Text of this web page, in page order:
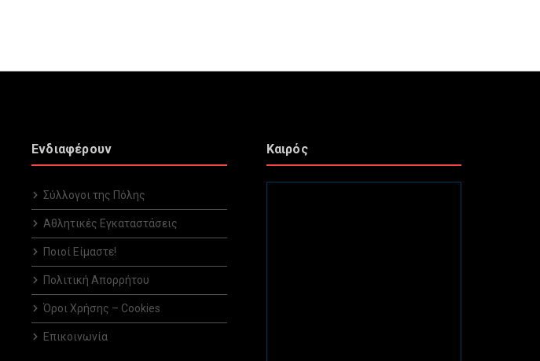
Ενδιαφέρουν
Σύλλογοι της Πόλης
Αθλητικές Εγκαταστάσεις
Ποιοί Είμαστε!
Πολιτική Απορρήτου
Όροι Χρήσης – Cookies
Επικοινωνία
Καιρός